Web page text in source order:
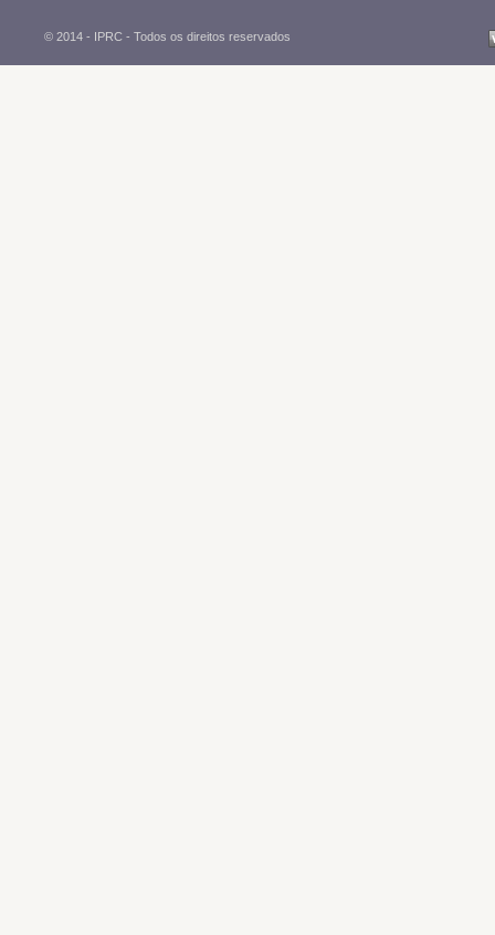
© 2014 - IPRC - Todos os direitos reservados